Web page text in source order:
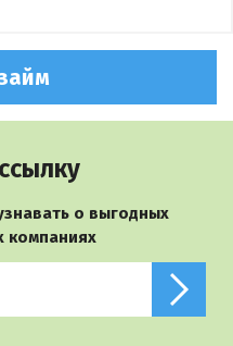
о выгодных
компаниях